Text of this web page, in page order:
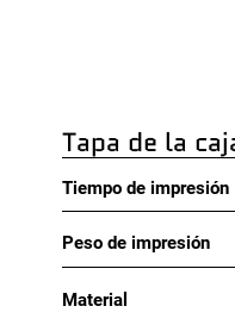
Tapa de la
Tiempo de impresión
Peso de impresión
Material